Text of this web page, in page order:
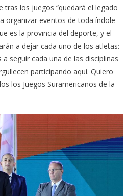
tras los juegos “quedará el legado
organizar eventos de toda índole
es la provincia del deporte, y el
a dejar cada uno de los atletas:
seguir cada una de las disciplinas
participando aquí. Quiero
los Juegos Suramericanos de la